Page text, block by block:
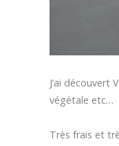
J’ai découvert
végétale etc…
Très frais et